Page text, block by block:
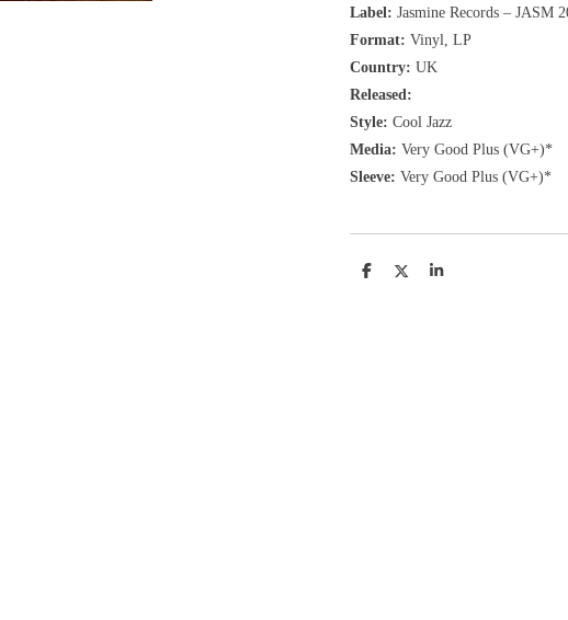
Label: Jasmine Records ‎– JASM
Format: Vinyl, LP
Country: UK
Released:
Style: Cool Jazz
Media: Very Good Plus (VG+)*
Sleeve: Very Good Plus (VG+)*
D
D
S